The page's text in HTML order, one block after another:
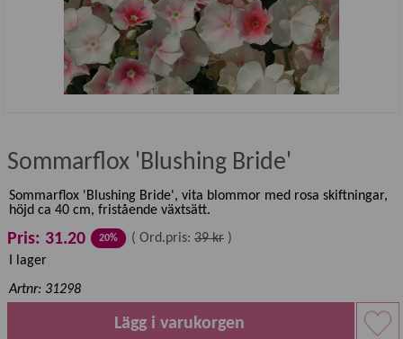
Sommarflox 'Blushing Bride'
Sommarflox 'Blushing Bride', vita blommor med rosa skiftningar,
höjd ca 40 cm, fristående växtsätt.
Pris: 31.20 20% ( Ord.pris: 39 kr )
I lager
Artnr: 31298
Lägg i varukorgen